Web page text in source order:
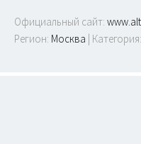
Официальный сайт:
Регион: Москва | Категория: